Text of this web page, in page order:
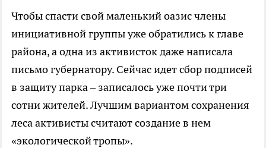
Чтобы спасти свой маленький оазис члены
инициативной группы уже обратились к главе
района, а одна из активисток даже написала
письмо губернатору. Сейчас идет сбор подписей
в защиту парка – записалось уже почти три
сотни жителей. Лучшим вариантом сохранения
леса активисты считают создание в нем
«экологической тропы».